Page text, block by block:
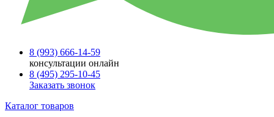
8 (993) 666-14-59
консультации онлайн
8 (495) 295-10-45
Заказать звонок
Каталог товаров